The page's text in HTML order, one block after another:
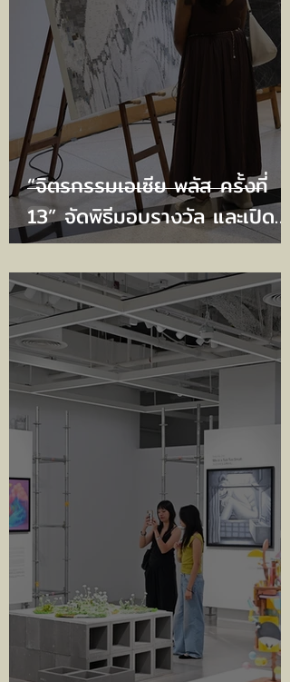
“จิตรกรรมเอเซีย พลัส ครั้งที่
13” จัดพิธีมอบรางวัล และเปิด
นิทรรศการ ณ หอศิลป
วัฒนธรรมแห่งกรุงเทพมหานคร